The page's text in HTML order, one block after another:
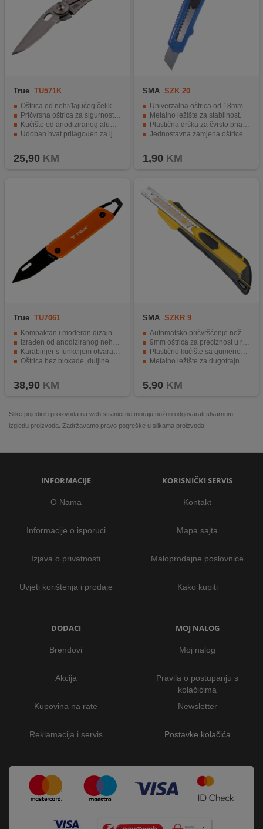
True TU571K
Oštrica od nehrđajućeg čelika duljine 4 cm
Pričvrsna oštrica za sigurnost upotrebe
Kućište od anodiziranog aluminija
Udoban hvat prilagođen za ljevake i desničare
25,90 KM
SMA SZK 20
Univerzalna oštrica od 18mm.
Metalno ležište za stabilnost.
Plastična drška za čvrsto prianjanje.
Jednostavna zamjena oštrice.
1,90 KM
True TU7061
Kompaktan i moderan dizajn.
Izrađen od anodiziranog nehrđajućeg čelika.
Karabinjer s funkcijom otvarača za boce.
Oštrica bez blokade, duljine 4 cm.
38,90 KM
SMA SZKR 9
Automatsko pričvršćenje noža za sigurnost i lakoću korištenja.
9mm oštrica za preciznost u različitim primjenama.
Plastično kućište sa gumenom drškom za udoban zahvat.
Metalno ležište za dugotrajnost i izdržljivost.
5,90 KM
Slike pojedinih proizvoda na web stranici ne moraju nužno odgovarati stvarnom
izgledu proizvoda. Zadržavamo pravo pogreške u slikama proizvoda.
INFORMACIJE
O Nama
Informacije o isporuci
Izjava o privatnosti
Uvjeti korištenja i prodaje
KORISNIČKI SERVIS
Kontakt
Mapa sajta
Maloprodajne poslovnice
Kako kupiti
DODACI
Brendovi
Akcija
Kupovina na rate
Reklamacija i servis
MOJ NALOG
Moj nalog
Pravila o postupanju s
kolačićima
Newsletter
Postavke kolačića